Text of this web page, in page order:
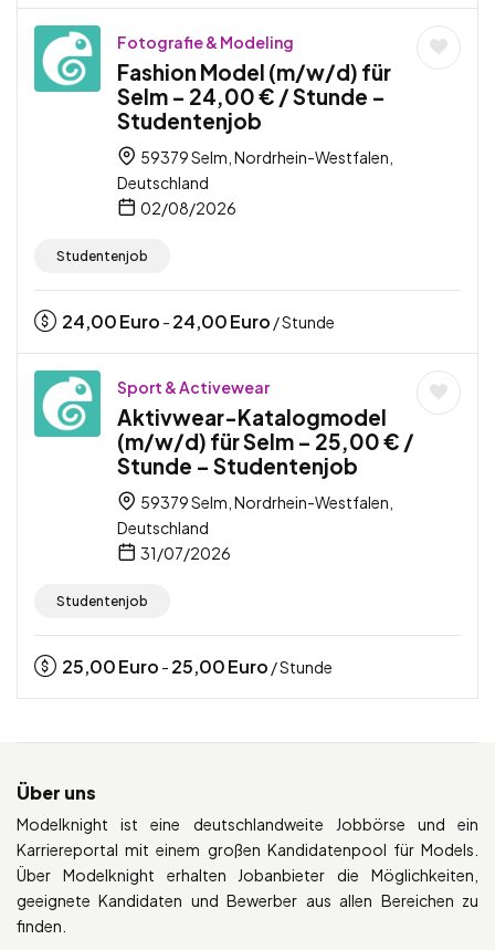
Fotografie & Modeling
Fashion Model (m/w/d) für
Selm – 24,00 € / Stunde –
Studentenjob
59379 Selm, Nordrhein-Westfalen,
Deutschland
02/08/2026
Studentenjob
24,00Euro - 24,00Euro / Stunde
Sport & Activewear
Aktivwear-Katalogmodel
(m/w/d) für Selm – 25,00 € /
Stunde – Studentenjob
59379 Selm, Nordrhein-Westfalen,
Deutschland
31/07/2026
Studentenjob
25,00Euro - 25,00Euro / Stunde
Über uns
Modelknight ist eine deutschlandweite Jobbörse und ein
Karriereportal mit einem großen Kandidatenpool für Models.
Über Modelknight erhalten Jobanbieter die Möglichkeiten,
geeignete Kandidaten und Bewerber aus allen Bereichen zu
finden.